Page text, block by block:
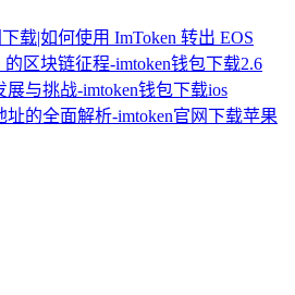
载|如何使用 ImToken 转出 EOS
的区块链征程-imtoken钱包下载2.6
展与挑战-imtoken钱包下载ios
址的全面解析-imtoken官网下载苹果